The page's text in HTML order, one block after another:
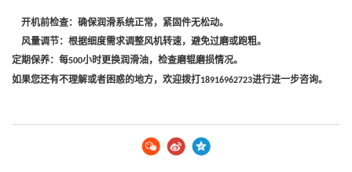
‌开机前检查‌：确保润滑系统正常，紧固件无松动。
‌风量调节‌：根据细度需求调整风机转速，避免过磨或跑粗。
‌定期保养‌：每500小时更换润滑油，检查磨辊磨损情况。
如果您还有不理解或者困惑的地方，欢迎拨打18916962723进行进一步咨询。